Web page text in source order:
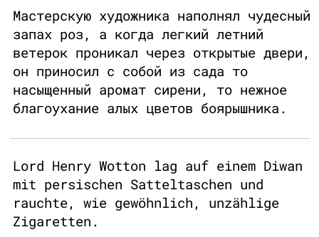
Мастерскую художника наполнял чудесный
запах роз, а когда легкий летний
ветерок проникал через открытые двери,
он приносил с собой из сада то
насыщенный аромат сирени, то нежное
благоухание алых цветов боярышника.
Lord Henry Wotton lag auf einem Diwan
mit persischen Satteltaschen und
rauchte, wie gewöhnlich, unzählige
Zigaretten.